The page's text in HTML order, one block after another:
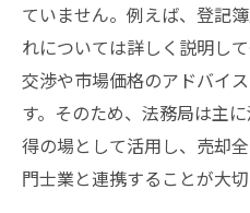
ていません。例えば、登記
れについては詳しく説明し
交渉や市場価格のアドバイ
す。そのため、法務局は主
得の場として活用し、売却
門士業と連携することが大切